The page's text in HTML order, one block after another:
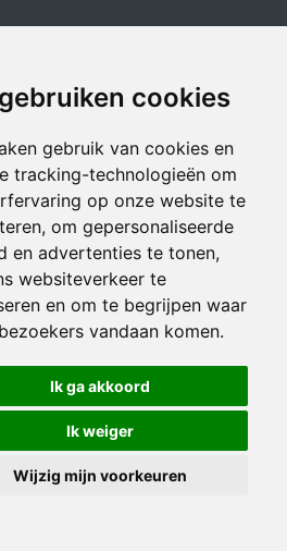
cookies
gebruik van cookies en
tracking-technologieën om
op onze website te
om gepersonaliseerde
en advertenties te tonen,
websiteverkeer te
en om te begrijpen waar
vandaan komen.
Ik ga akkoord
Ik weiger
Wijzig mijn voorkeuren
|Website door FalcoTravel
betalen met